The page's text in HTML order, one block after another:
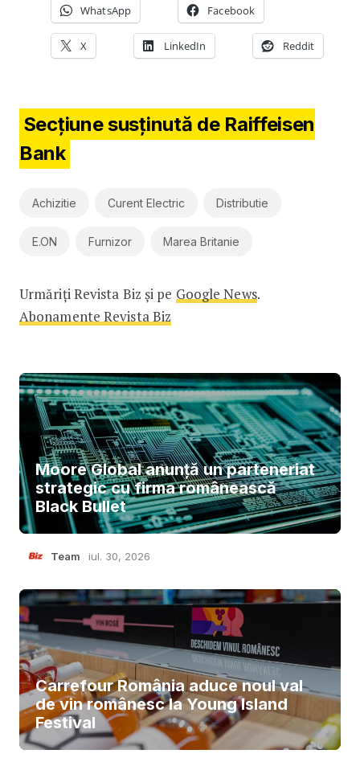
WhatsApp Facebook
X LinkedIn Reddit
Secțiune susținută de Raiffeisen
Bank
Achizitie Curent Electric Distributie
E.ON Furnizor Marea Britanie
Urmăriți Revista Biz și pe Google News.
Abonamente Revista Biz
Moore Global anunță un parteneriat
strategic cu firma românească
Black Bullet
Team iul. 30, 2026
Carrefour România aduce noul val
de vin românesc la Young Island
Festival